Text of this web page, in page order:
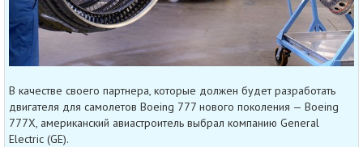
В качестве своего партнера, которые должен будет разработать
двигателя для самолетов Boeing 777 нового поколения — Boeing
777X, американский авиастроитель выбрал компанию General
Electric (GE).